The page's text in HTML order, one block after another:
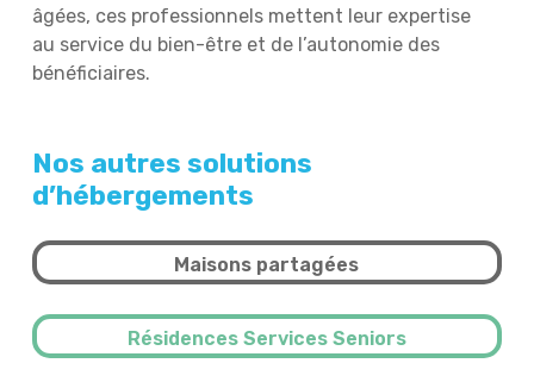
âgées, ces professionnels mettent leur expertise
au service du bien-être et de l’autonomie des
bénéficiaires.
Nos autres solutions
d’hébergements
Maisons partagées
Résidences Services Seniors